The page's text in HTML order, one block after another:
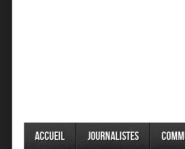
Accueil Journalistes